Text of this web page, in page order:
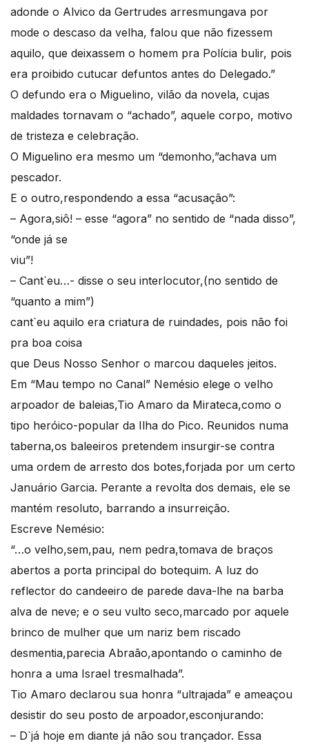
adonde o Alvico da Gertrudes arresmungava por
mode o descaso da velha, falou que não fizessem
aquilo, que deixassem o homem pra Polícia bulir, pois
era proibido cutucar defuntos antes do Delegado.”
O defundo era o Miguelino, vilão da novela, cujas
maldades tornavam o “achado”, aquele corpo, motivo
de tristeza e celebração.
O Miguelino era mesmo um “demonho,”achava um
pescador.
E o outro,respondendo a essa “acusação”:
– Agora,siô! – esse “agora” no sentido de “nada disso”,
“onde já se
viu”!
– Cant`eu…- disse o seu interlocutor,(no sentido de
“quanto a mim”)
cant`eu aquilo era criatura de ruindades, pois não foi
pra boa coisa
que Deus Nosso Senhor o marcou daqueles jeitos.
Em “Mau tempo no Canal” Nemésio elege o velho
arpoador de baleias,Tio Amaro da Mirateca,como o
tipo heróico-popular da Ilha do Pico. Reunidos numa
taberna,os baleeiros pretendem insurgir-se contra
uma ordem de arresto dos botes,forjada por um certo
Januário Garcia. Perante a revolta dos demais, ele se
mantém resoluto, barrando a insurreição.
Escreve Nemésio:
“…o velho,sem,pau, nem pedra,tomava de braços
abertos a porta principal do botequim. A luz do
reflector do candeeiro de parede dava-lhe na barba
alva de neve; e o seu vulto seco,marcado por aquele
brinco de mulher que um nariz bem riscado
desmentia,parecia Abraão,apontando o caminho de
honra a uma Israel tresmalhada”.
Tio Amaro declarou sua honra “ultrajada” e ameaçou
desistir do seu posto de arpoador,esconjurando:
– D`já hoje em diante já não sou trançador. Essa